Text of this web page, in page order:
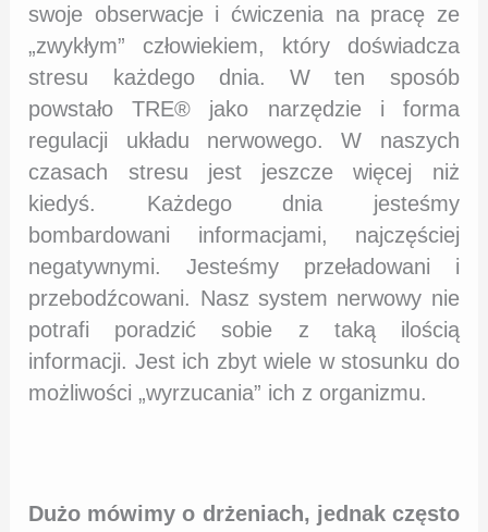
swoje obserwacje i ćwiczenia na pracę ze
„zwykłym” człowiekiem, który doświadcza
stresu każdego dnia. W ten sposób
powstało TRE® jako narzędzie i forma
regulacji układu nerwowego. W naszych
czasach stresu jest jeszcze więcej niż
kiedyś. Każdego dnia jesteśmy
bombardowani informacjami, najczęściej
negatywnymi. Jesteśmy przeładowani i
przebodźcowani. Nasz system nerwowy nie
potrafi poradzić sobie z taką ilością
informacji. Jest ich zbyt wiele w stosunku do
możliwości „wyrzucania” ich z organizmu.
Dużo mówimy o drżeniach, jednak często